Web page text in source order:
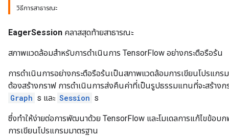
วิธีการสาธารณะ
EagerSession คลาสสุดท้ายสาธารณะ
สภาพแวดล้อมสำหรับการดำเนินการ TensorFlow อย่างกระตือรือร้น
การดำเนินการอย่างกระตือรือร้นเป็นสภาพแวดล้อมการเขียนโปรแกร
ต้องสร้างกราฟ การดำเนินการส่งคืนค่าที่เป็นรูปธรรมแทนที่จะสร้าง
Graph s และ Session s
ซึ่งทำให้ง่ายต่อการพัฒนาด้วย TensorFlow และโมเดลการแก้ไขข้อบ
การเขียนโปรแกรมมาตรฐาน